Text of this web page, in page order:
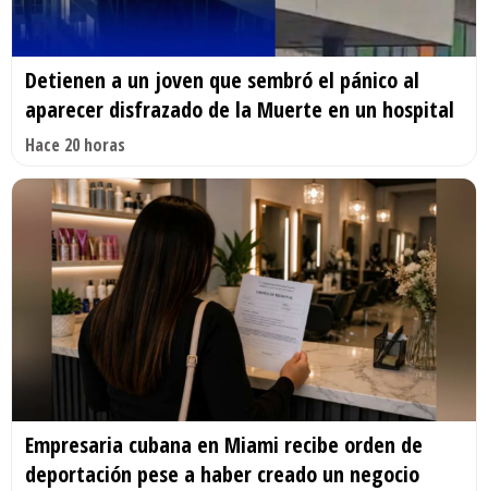
Detienen a un joven que sembró el pánico al
aparecer disfrazado de la Muerte en un hospital
Hace 20 horas
Empresaria cubana en Miami recibe orden de
deportación pese a haber creado un negocio